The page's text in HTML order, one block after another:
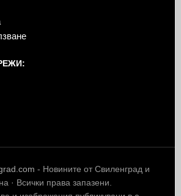
- Новините от Свиленград и
· Всички права запазени.